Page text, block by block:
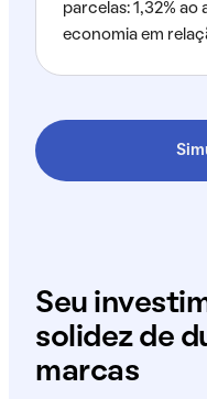
parcelas: 1,32%
economia em
Seu
solidez de
marcas